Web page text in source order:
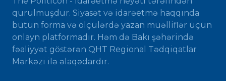
qurulmuşdur. Siyasət və idarəetmə haqqında
bütün forma və ölçülərdə yazan müəlliflər üçün
onlayn platformadır. Həm də Bakı şəhərində
fəaliyyət göstərən QHT Regional Tədqiqatlar
Mərkəzi ilə əlaqədardır.